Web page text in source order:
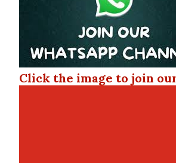
Click the image to join